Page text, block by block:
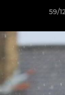
59/